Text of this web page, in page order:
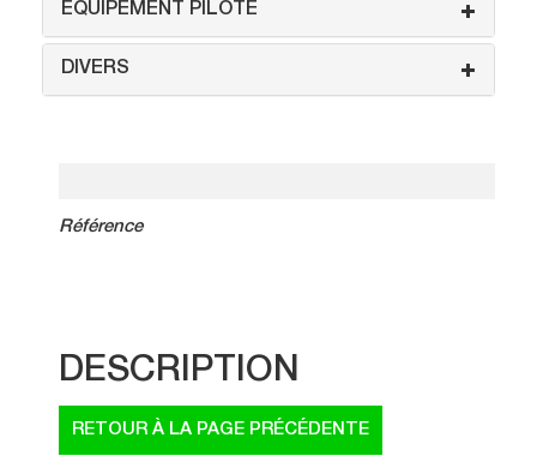
EQUIPEMENT PILOTE
DIVERS
Référence
DESCRIPTION